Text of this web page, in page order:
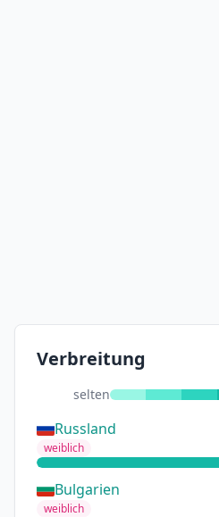
Verbreitung
selten
Russland
weiblich
Bulgarien
weiblich